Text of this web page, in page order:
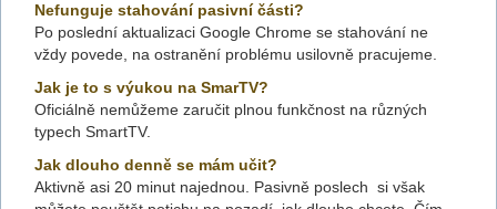
Nefunguje stahování pasivní části?
Po poslední aktualizaci Google Chrome se stahování ne
vždy povede, na ostranění problému usilovně pracujeme.
Jak je to s výukou na SmarTV?
Oficiálně nemůžeme zaručit plnou funkčnost na různých
typech SmartTV.
Jak dlouho denně se mám učit?
Aktivně asi 20 minut najednou. Pasivně poslech si však